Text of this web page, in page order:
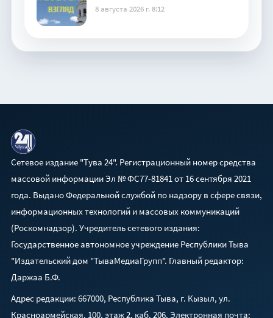
8 августа 2026 г. 8:12
Сетевое издание "Тува 24". Регистрационный номер средства
массовой информации Эл № ФС77-81841 от 16 сентября 2021
года. Выдано Федеральной службой по надзору в сфере связи,
информационных технологий и массовых коммуникаций
(Роскомнадзор). Учредитель сетевого издания:
Государственное автономное учреждение Республики Тыва
"Издательский дом "ТываМедиаГрупп". Главный редактор:
Даржаа Б.Ф.
Адрес редакции: 667000, Республика Тыва, г. Кызыл, ул.
Красноармейская, 100, этаж 2, каб. 206. Электронная почта: